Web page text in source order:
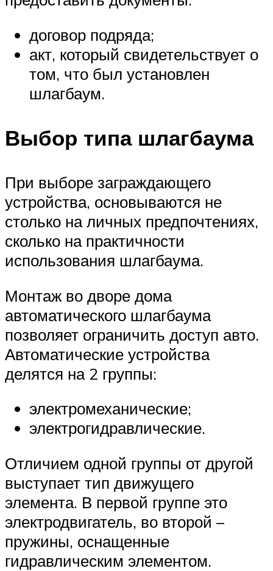
договор подряда;
акт, который свидетельствует о
том, что был установлен
шлагбаум.
Выбор типа шлагбаума
При выборе заграждающего
устройства, основываются не
столько на личных предпочтениях,
сколько на практичности
использования шлагбаума.
Монтаж во дворе дома
автоматического шлагбаума
позволяет ограничить доступ авто.
Автоматические устройства
делятся на 2 группы:
электромеханические;
электрогидравлические.
Отличием одной группы от другой
выступает тип движущего
элемента. В первой группе это
электродвигатель, во второй –
пружины, оснащенные
гидравлическим элементом.